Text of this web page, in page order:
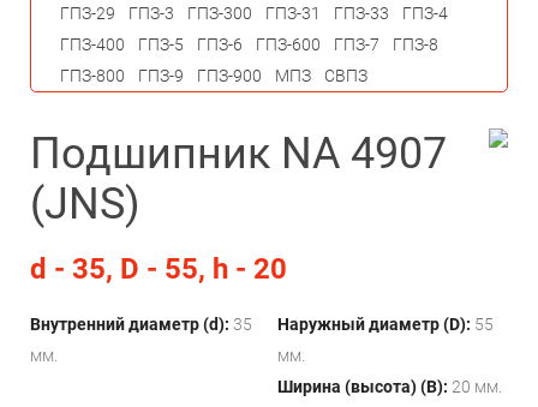
Подшипник NA 4907
(JNS)
d - 35, D - 55, h - 20
Внутренний диаметр (d): 35
мм.
Наружный диаметр (D): 55
мм.
Ширина (высота) (B): 20 мм.
ГПЗ-29 ГПЗ-3 ГПЗ-300 ГПЗ-31 ГПЗ-33
ГПЗ-4
ГПЗ-400
ГПЗ-5 ГПЗ-6 ГПЗ-600 ГПЗ-7
ГПЗ-8
ГПЗ-800
ГПЗ-9 ГПЗ-900 МПЗ СВПЗ